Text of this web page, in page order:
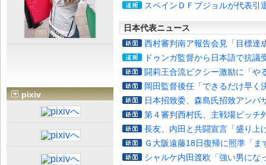
スペインＤＦプジョルが代表引
日本代表ニュース
西村審判南ア報告会見「目標達
ドゥンガ監督から日本語で抗議
闘莉王合流ピクシー激励に「や
岡田監督後任「できるだけ早く
日本招致委、森島氏招致アンバ
第４審判西村氏、主戦場ピッチ
長友、内田と共闘宣言「盛り上
Ｇ大阪遠藤18日復帰に照準「ま
シャルケ内田渡欧「強い男にな
pixiv